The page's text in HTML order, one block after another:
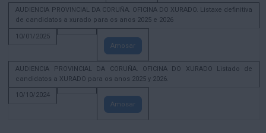
AUDIENCIA PROVINCIAL DA CORUÑA. OFICINA DO XURADO. Listaxe definitiva
de candidatos a xurado para os anos 2025 e 2026
10/01/2025
Amosar
AUDIENCIA PROVINCIAL DA CORUÑA. OFICINA DO XURADO Listado de
candidatos a XURADO para os anos 2025 y 2026.
10/10/2024
Amosar